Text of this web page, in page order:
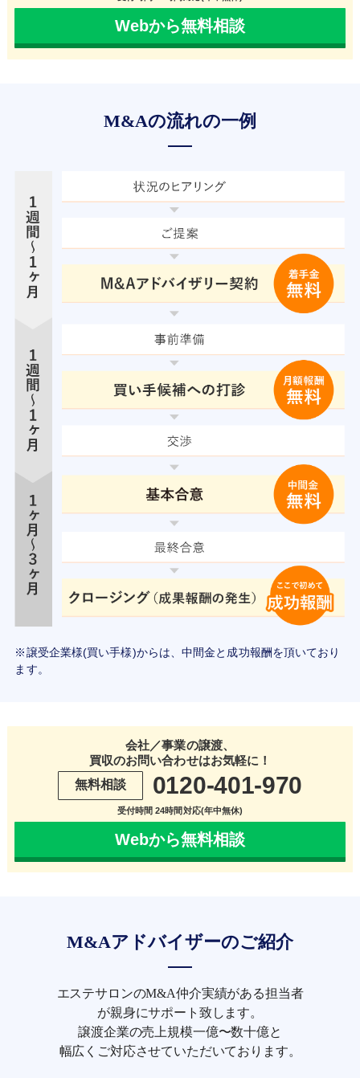
Webから無料相談
M&Aの流れの一例
※譲受企業様(買い手様)からは、中間金と成功報酬を頂いており
ます。
会社／事業の譲渡、
買収のお問い合わせはお気軽に！
無料相談
0120-401-970
受付時間 24時間対応(年中無休)
Webから無料相談
M&Aアドバイザーのご紹介
エステサロンのM&A仲介実績がある担当者
が親身にサポート致します。
譲渡企業の売上規模一億〜数十億と
幅広くご対応させていただいております。